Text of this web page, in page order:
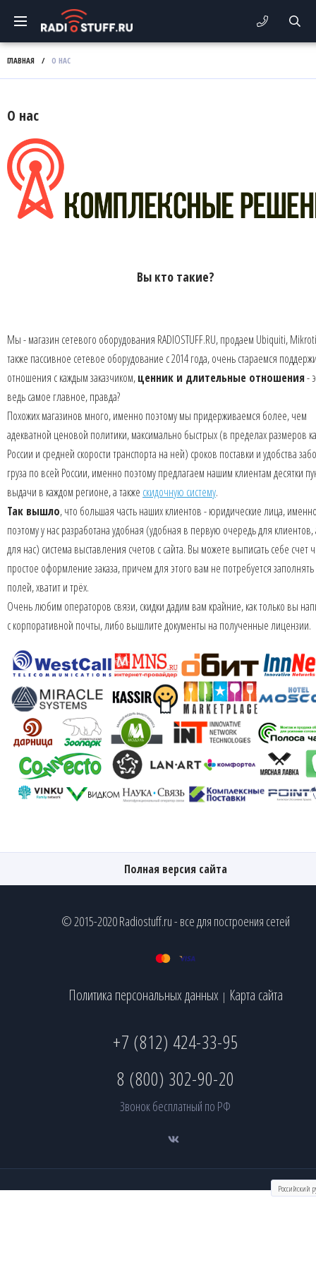
ГЛАВНАЯ / О НАС
О нас
Вы кто такие?
Мы - магазин сетевого оборудования RADIOSTUFF.RU, продаем Ubiquiti,
также пассивное сетевое оборудование с 2014 года, очень стараемся
отношения с каждым заказчиком,ценник и длительные отношения-
ведь самое главное, правда?
Похожих магазинов много, именно поэтому мы придерживаемся более, чем
адекватной ценовой политики, максимально быстрых (в пределах размеров
России и средней скорости транспорта на ней) сроков поставки и удобства
груза по всей России, именно поэтому предлагаем нашим клиентам десятки
выдачи в каждом регионе, а также скидочную систему.
Так вышло, что большая часть наших клиентов - юридические лица,
поэтому у нас разработана удобная (удобная в первую очередь для
для нас) система выставления счетов с сайта. Вы можете выписать себе счет
простое оформление заказа, причем для этого вам не потребуется
полей, хватит и трёх.
Очень любим операторов связи, скидки дадим вам крайние, как только вы
с корпоративной почты, либо вышлите документы на полученные лицензии.
Полная версия сайта
© 2015-2020 Radiostuff.ru - все для построения сетей
Политика персональных данных | Карта сайта
+7 (812) 424-33-95
8 (800) 302-90-20
Звонок бесплатный по РФ